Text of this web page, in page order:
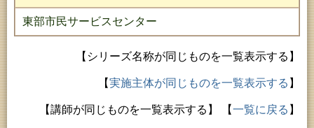
東部市民サービスセンター
【シリーズ名称が同じものを一覧表示する】
【実施主体が同じものを一覧表示する 】
【講師が同じものを一覧表示する】 【一覧に戻る 】